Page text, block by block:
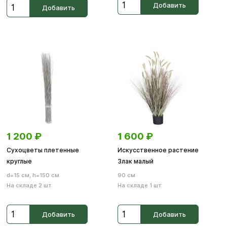
Добавить Добавить
1 200 ₽
Сухоцветы плетенные
круглые
d=15 см, h=150 см
На складе 2 шт.
Добавить
1 600 ₽
Искусственное растение
Злак малый
90 см
На складе 1 шт.
Добавить